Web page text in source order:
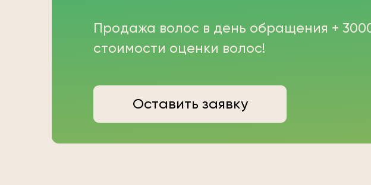
Продажа волос в день обращения +
стоимости оценки волос!
Оставить заявку